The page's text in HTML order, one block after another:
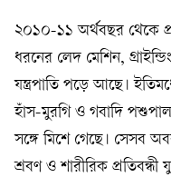
২০১০-১১ অর্থবছর থেকে
ধরনের লেদ মেশিন,
যন্ত্রপাতি পড়ে আছে।
হাঁস-মুরগি ও গবাদি
সঙ্গে মিশে গেছে। সেসব
শ্রবণ ও শারীরিক